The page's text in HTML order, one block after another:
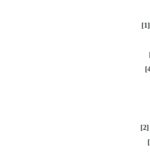
[1]
[2]